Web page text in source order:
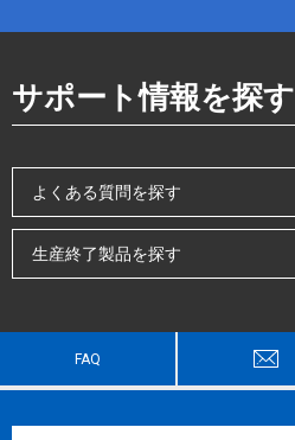
サポート情報を探す
よくある質問を探す
生産終了製品を探す
FAQ